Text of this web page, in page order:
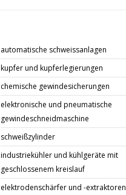
automatische schweissanlagen
kupfer und kupferlegierungen
chemische gewindesicherungen
elektronische und pneumatische
gewindeschneidmaschine
schweißzylinder
industriekühler und kühlgeräte mit
geschlossenem kreislauf
elektrodenschärfer und -extraktoren